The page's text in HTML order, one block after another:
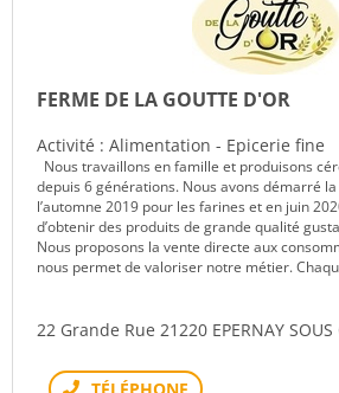
FERME DE LA GOUTTE D'OR
Activité : Alimentation - Epicerie fine
Nous travaillons en famille et produisons
depuis 6 générations. Nous avons démarré
l’automne 2019 pour les farines et en juin
d’obtenir des produits de grande qualité
Nous proposons la vente directe aux
nous permet de valoriser notre métier.
22 Grande Rue 21220 EPERNAY SOUS